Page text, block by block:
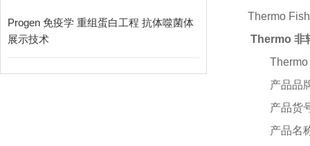
Progen 免疫学 重组蛋白工程 抗体噬菌体
展示技术
Thermo
Thermo 非
产品品
产品货
产品名